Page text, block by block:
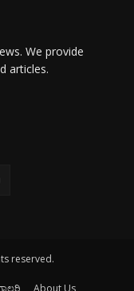
We provide
articles.
reserved.